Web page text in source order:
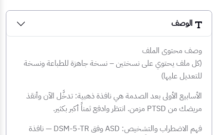
الوصف
وصف محتوى الملف
(كل ملف يحتوي على نسختين – نسخة جاهزة للطباعة ونسخة
للتعديل عليها)
الأسابيع الأولى بعد الصدمة هي نافذة ذهبية: تدخَّل الآن وأنقذ
مريضك من PTSD مزمن. انتظر وادفع ثمناً أكبر بكثير.
فهم الاضطراب والتشخيص: ASD وفق DSM-5-TR — نافذة